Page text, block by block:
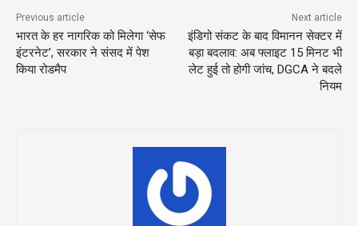
Previous article
भारत के हर नागरिक को मिलेगा ‘सेफ
इंटरनेट’, सरकार ने संसद में पेश
किया रोडमैप
Next article
इंडिगो संकट के बाद विमानन सेक्टर में
बड़ा बदलाव: अब फ्लाइट 15 मिनट भी
लेट हुई तो होगी जांच, DGCA ने बदले
नियम